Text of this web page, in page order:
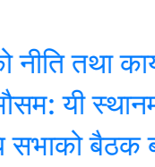
तथा
भारी
बैठक बस्दै,